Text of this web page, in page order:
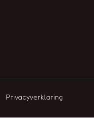
Privacyverklaring